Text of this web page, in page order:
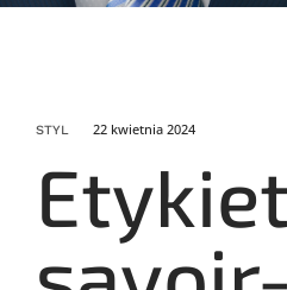
STYL 22 kwietnia 2024